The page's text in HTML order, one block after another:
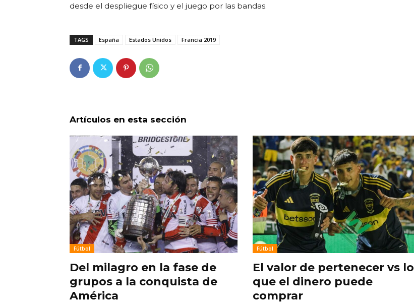
desde el despliegue físico y el juego por las bandas.
TAGS España Estados Unidos Francia 2019
Artículos en esta sección
Fútbol
Del milagro en la fase de
grupos a la conquista de
América
Fútbol
El valor de pertenecer vs lo
que el dinero puede
comprar